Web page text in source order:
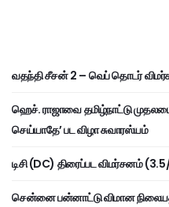
வதந்தி சீசன் 2 – வெப் தொடர்
ஹெச். ராஜாவை தமிழ்நாட்டு
செய்யாதே’ பட விழா சுவாரஸ்யம்
டிசி (DC) திரைப்பட விமர்சனம்
சென்னை பன்னாட்டு விமான